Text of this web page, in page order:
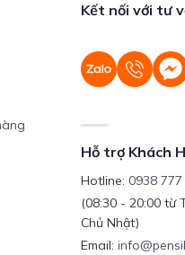
Kết nối với tư
Hỗ trợ Khách
Hotline: 0938 777
(08:30 - 20:00 từ
Chủ Nhật)
Email: